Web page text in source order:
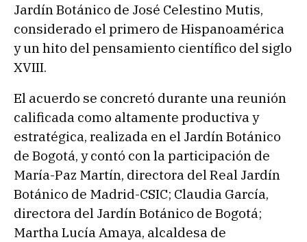
Jardín Botánico de José Celestino Mutis,
considerado el primero de Hispanoamérica
y un hito del pensamiento científico del siglo
XVIII.
El acuerdo se concretó durante una reunión
calificada como altamente productiva y
estratégica, realizada en el Jardín Botánico
de Bogotá, y contó con la participación de
María-Paz Martín, directora del Real Jardín
Botánico de Madrid-CSIC; Claudia García,
directora del Jardín Botánico de Bogotá;
Martha Lucía Amaya, alcaldesa de